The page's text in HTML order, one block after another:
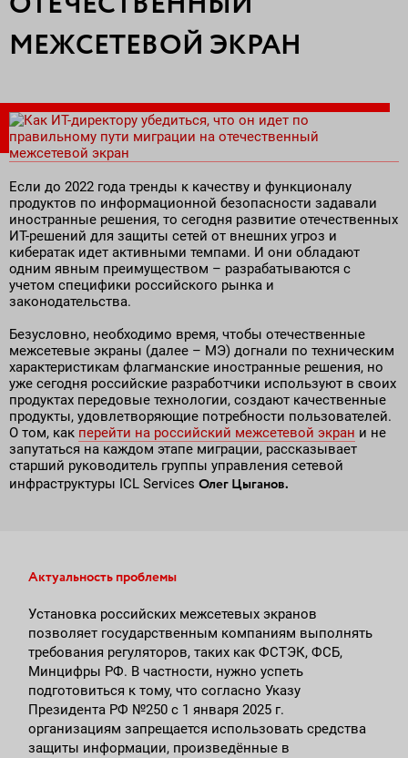
МЕЖСЕТЕВОЙ ЭКРАН
Если до 2022 года тренды к качеству и функционалу
продуктов по информационной безопасности задавали
иностранные решения, то сегодня развитие отечественных
ИТ-решений для защиты сетей от внешних угроз и
кибератак идет активными темпами. И они обладают
одним явным преимуществом – разрабатываются с
учетом специфики российского рынка и
законодательства.
Безусловно, необходимо время, чтобы отечественные
межсетевые экраны (далее – МЭ) догнали по техническим
характеристикам флагманские иностранные решения, но
уже сегодня российские разработчики используют в своих
продуктах передовые технологии, создают качественные
продукты, удовлетворяющие потребности пользователей.
О том, как перейти на российский межсетевой экран и не
запутаться на каждом этапе миграции, рассказывает
старший руководитель группы управления сетевой
инфраструктуры ICL Services Олег Цыганов.
Актуальность проблемы
Установка российских межсетевых экранов
позволяет государственным компаниям выполнять
требования регуляторов, таких как ФСТЭК, ФСБ,
Минцифры РФ. В частности, нужно успеть
подготовиться к тому, что согласно Указу
Президента РФ №250 с 1 января 2025 г.
организациям запрещается использовать средства
защиты информации, произведённые в